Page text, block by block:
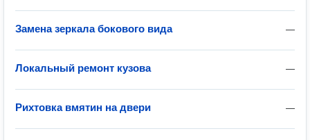
—
Замена зеркала бокового вида
—
Локальный ремонт кузова
—
Рихтовка вмятин на двери